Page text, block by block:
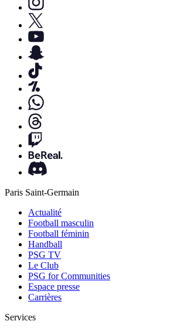
Paris Saint-Germain
Actualité
Football masculin
Football féminin
Handball
PSG TV
Le Club
PSG for Communities
Espace presse
Carrières
Services